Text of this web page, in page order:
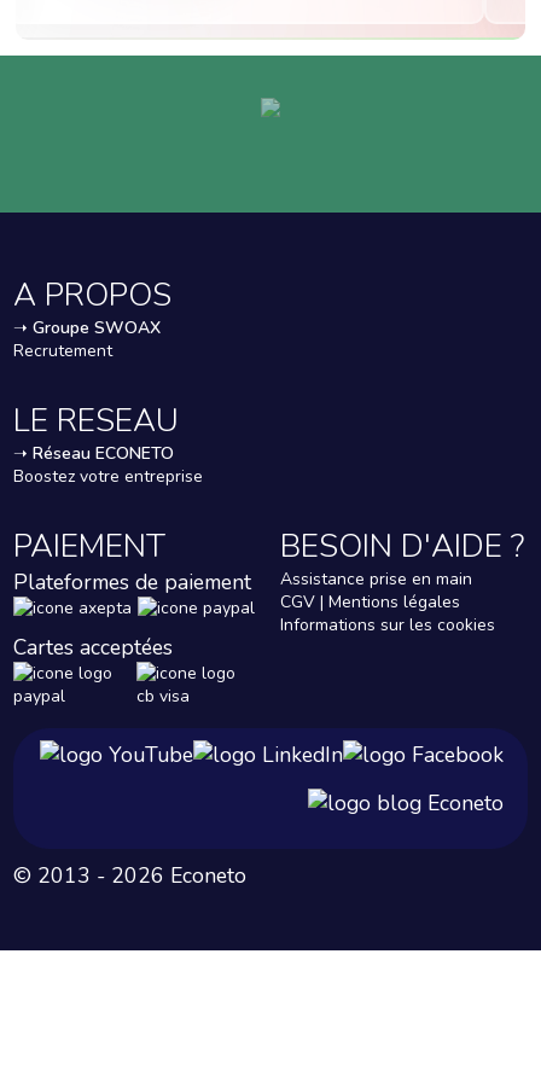
- Fabriqué en
France
matériel
A PROPOS
➝ Groupe SWOAX
Recrutement
LE RESEAU
➝ Réseau ECONETO
Boostez votre entreprise
PAIEMENT
Plateformes de paiement
Cartes acceptées
BESOIN D'AIDE ?
Assistance prise en main
CGV | Mentions légales
Informations sur les cookies
© 2013 - 2026 Econeto